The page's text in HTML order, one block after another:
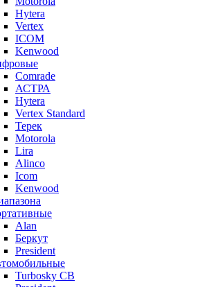
Hytera
Vertex
ICOM
Kenwood
Comrade
АСТРА
Hytera
Vertex Standard
Терек
Motorola
Lira
Alinco
Icom
Kenwood
Alan
Беркут
President
Turbosky CB